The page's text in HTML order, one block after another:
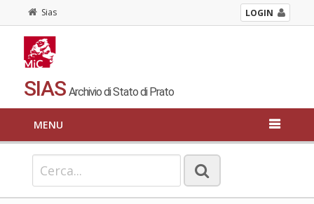
Sias LOGIN
SIAS Archivio di Stato di Prato
MENU